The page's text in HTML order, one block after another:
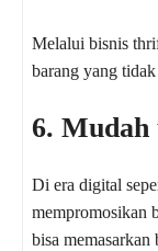
Melalui bisnis
barang yang
6.
Di era digital
mempromosikan
bisa